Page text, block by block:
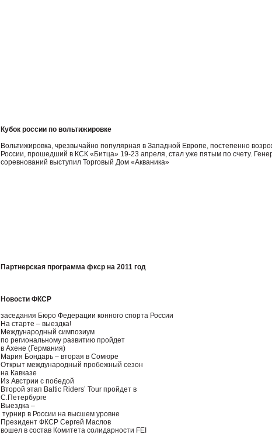
Кубок россии по вольтижировке
Вольтижировка, чрезвычайно популярная в Западной Европе, постепенно
России, прошедший в КСК «Битца» 19-23 апреля, стал уже пятым по счету.
соревнований выступил Торговый Дом «Акваника»
Партнерская программа фкср на 2011 год
Новости ФКСР
заседания Бюро Федерации конного спорта России
На старте – выездка!
Международный симпозиум
по региональному развитию пройдет
в Ахене (Германия)
Мария Бондарь – вторая в Сомюре
Открыт международный пробежный сезон
на Кавказе
Из Австрии с победой
Второй этап Baltic Riders’ Tour пройдет в
С.Петербурге
Выездка –
турнир в России на высшем уровне
Президент ФКСР Сергей Маслов
вошел в состав Комитета солидарности FEI